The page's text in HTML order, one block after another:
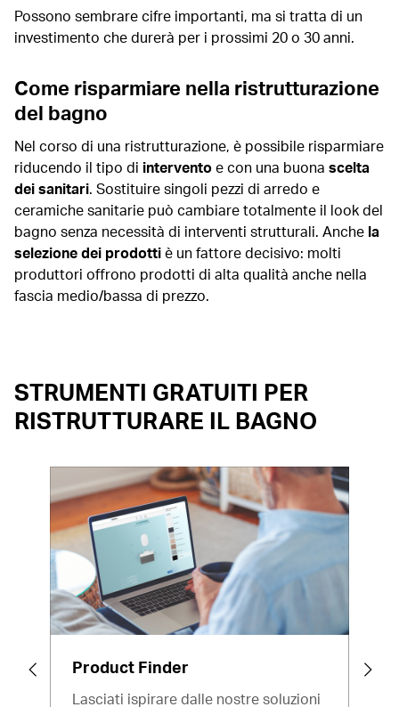
Possono sembrare cifre importanti, ma si tratta di un
investimento che durerà per i prossimi 20 o 30 anni.
Come risparmiare nella ristrutturazione
del bagno
Nel corso di una ristrutturazione, è possibile risparmiare
riducendo il tipo di interventoe con una buona scelta
dei sanitari. Sostituire singoli pezzi di arredo e
ceramiche sanitarie può cambiare totalmente il look del
bagno senza necessità di interventi strutturali. Anche la
selezione dei prodottiè un fattore decisivo: molti
produttori offrono prodotti di alta qualità anche nella
fascia medio/bassa di prezzo.
STRUMENTI GRATUITI PER
RISTRUTTURARE IL BAGNO
Product Finder
Lasciati ispirare dalle nostre soluzioni